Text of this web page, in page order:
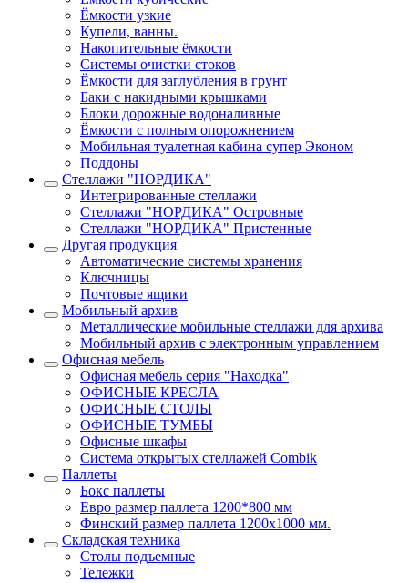
Ёмкости узкие
Купели, ванны.
Накопительные ёмкости
Системы очистки стоков
Ёмкости для заглубления в грунт
Баки с накидными крышками
Блоки дорожные водоналивные
Ёмкости с полным опорожнением
Мобильная туалетная кабина супер Эконом
Поддоны
Стеллажи "НОРДИКА"
Интегрированные стеллажи
Стеллажи "НОРДИКА" Островные
Стеллажи "НОРДИКА" Пристенные
Другая продукция
Автоматические системы хранения
Ключницы
Почтовые ящики
Мобильный архив
Металлические мобильные стеллажи для архива
Мобильный архив с электронным управлением
Офисная мебель
Офисная мебель серия "Находка"
ОФИСНЫЕ КРЕСЛА
ОФИСНЫЕ СТОЛЫ
ОФИСНЫЕ ТУМБЫ
Офисные шкафы
Система открытых стеллажей Combik
Паллеты
Бокс паллеты
Евро размер паллета 1200*800 мм
Финский размер паллета 1200х1000 мм.
Складская техника
Столы подъемные
Тележки